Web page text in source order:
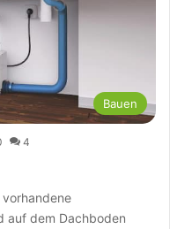
Bauen
4
auf dem Dachboden